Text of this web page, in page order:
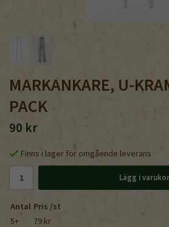
MARKANKARE, U-
PACK
90 kr
Finns i lager för omgående leverans
Lägg i
Antal Pris /st
5+
79 kr